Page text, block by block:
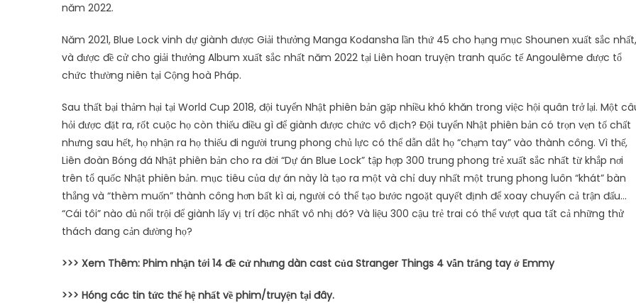
năm 2022.
Năm 2021, Blue Lock vinh dự giành được Giải thưởng Manga Kodansha lần thứ 45 cho hạng mục Shounen xuất sắc nhất,
và được đề cử cho giải thưởng Album xuất sắc nhất năm 2022 tại Liên hoan truyện tranh quốc tế Angoulême được tổ
chức thường niên tại Cộng hoà Pháp.
Sau thất bại thảm hại tại World Cup 2018, đội tuyển Nhật phiên bản gặp nhiều khó khăn trong việc hội quân trở lại. Một
hỏi được đặt ra, rốt cuộc họ còn thiếu điều gì để giành được chức vô địch? Đội tuyển Nhật phiên bản có trọn vẹn tố chất
nhưng sau hết, họ nhận ra họ thiếu đi người trung phong chủ lực có thể dẫn dắt họ “chạm tay” vào thành công. Vì thế,
Liên đoàn Bóng đá Nhật phiên bản cho ra đời “Dự án Blue Lock” tập hợp 300 trung phong trẻ xuất sắc nhất từ khắp nơi
trên tổ quốc Nhật phiên bản. mục tiêu của dự án này là tạo ra một và chỉ duy nhất một trung phong luôn “khát” bàn
thắng và “thèm muốn” thành công hơn bất kì ai, người có thể tạo bước ngoặt quyết định để xoay chuyển cả trận đấu…
“Cái tôi” nào đủ nổi trội để giành lấy vị trí độc nhất vô nhị đó? Và liệu 300 cậu trẻ trai có thể vượt qua tất cả những thử
thách đang cản đường họ?
>>> Xem Thêm: Phim nhận tới 14 đề cử nhưng dàn cast của Stranger Things 4 vẫn trắng tay ở Emmy
>>> Hóng các tin tức thế hệ nhất về phim/truyện tại đây.